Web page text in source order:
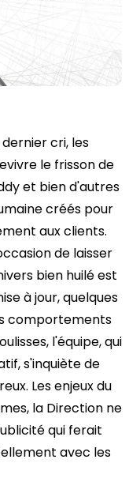
cri, les
le frisson de
et bien d'autres
créés pour
aux clients.
de laisser
bien huilé est
à jour, quelques
comportements
l'équipe, qui
s'inquiète de
Les enjeux du
la Direction ne
qui ferait
avec les